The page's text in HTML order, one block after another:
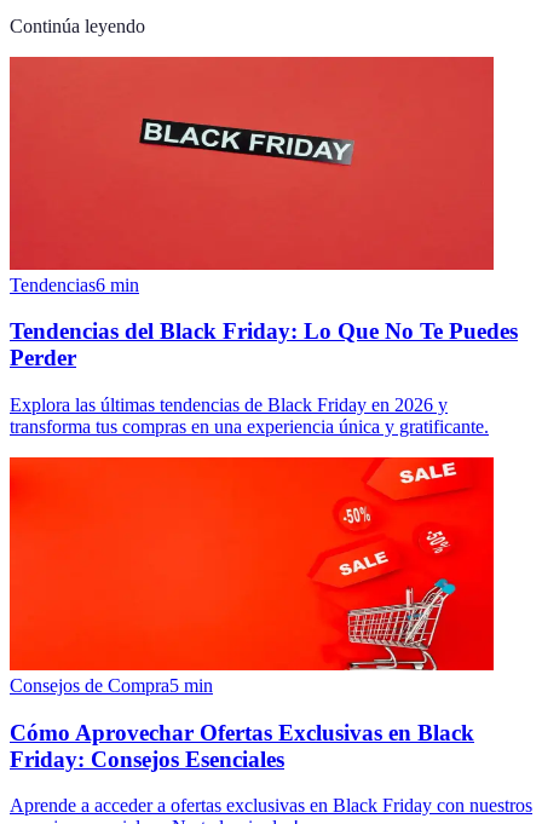
Continúa leyendo
Tendencias6 min
Tendencias del Black Friday: Lo Que No Te Puedes
Perder
Explora las últimas tendencias de Black Friday en 2026 y
transforma tus compras en una experiencia única y gratificante.
Consejos de Compra5 min
Cómo Aprovechar Ofertas Exclusivas en Black
Friday: Consejos Esenciales
Aprende a acceder a ofertas exclusivas en Black Friday con nuestros